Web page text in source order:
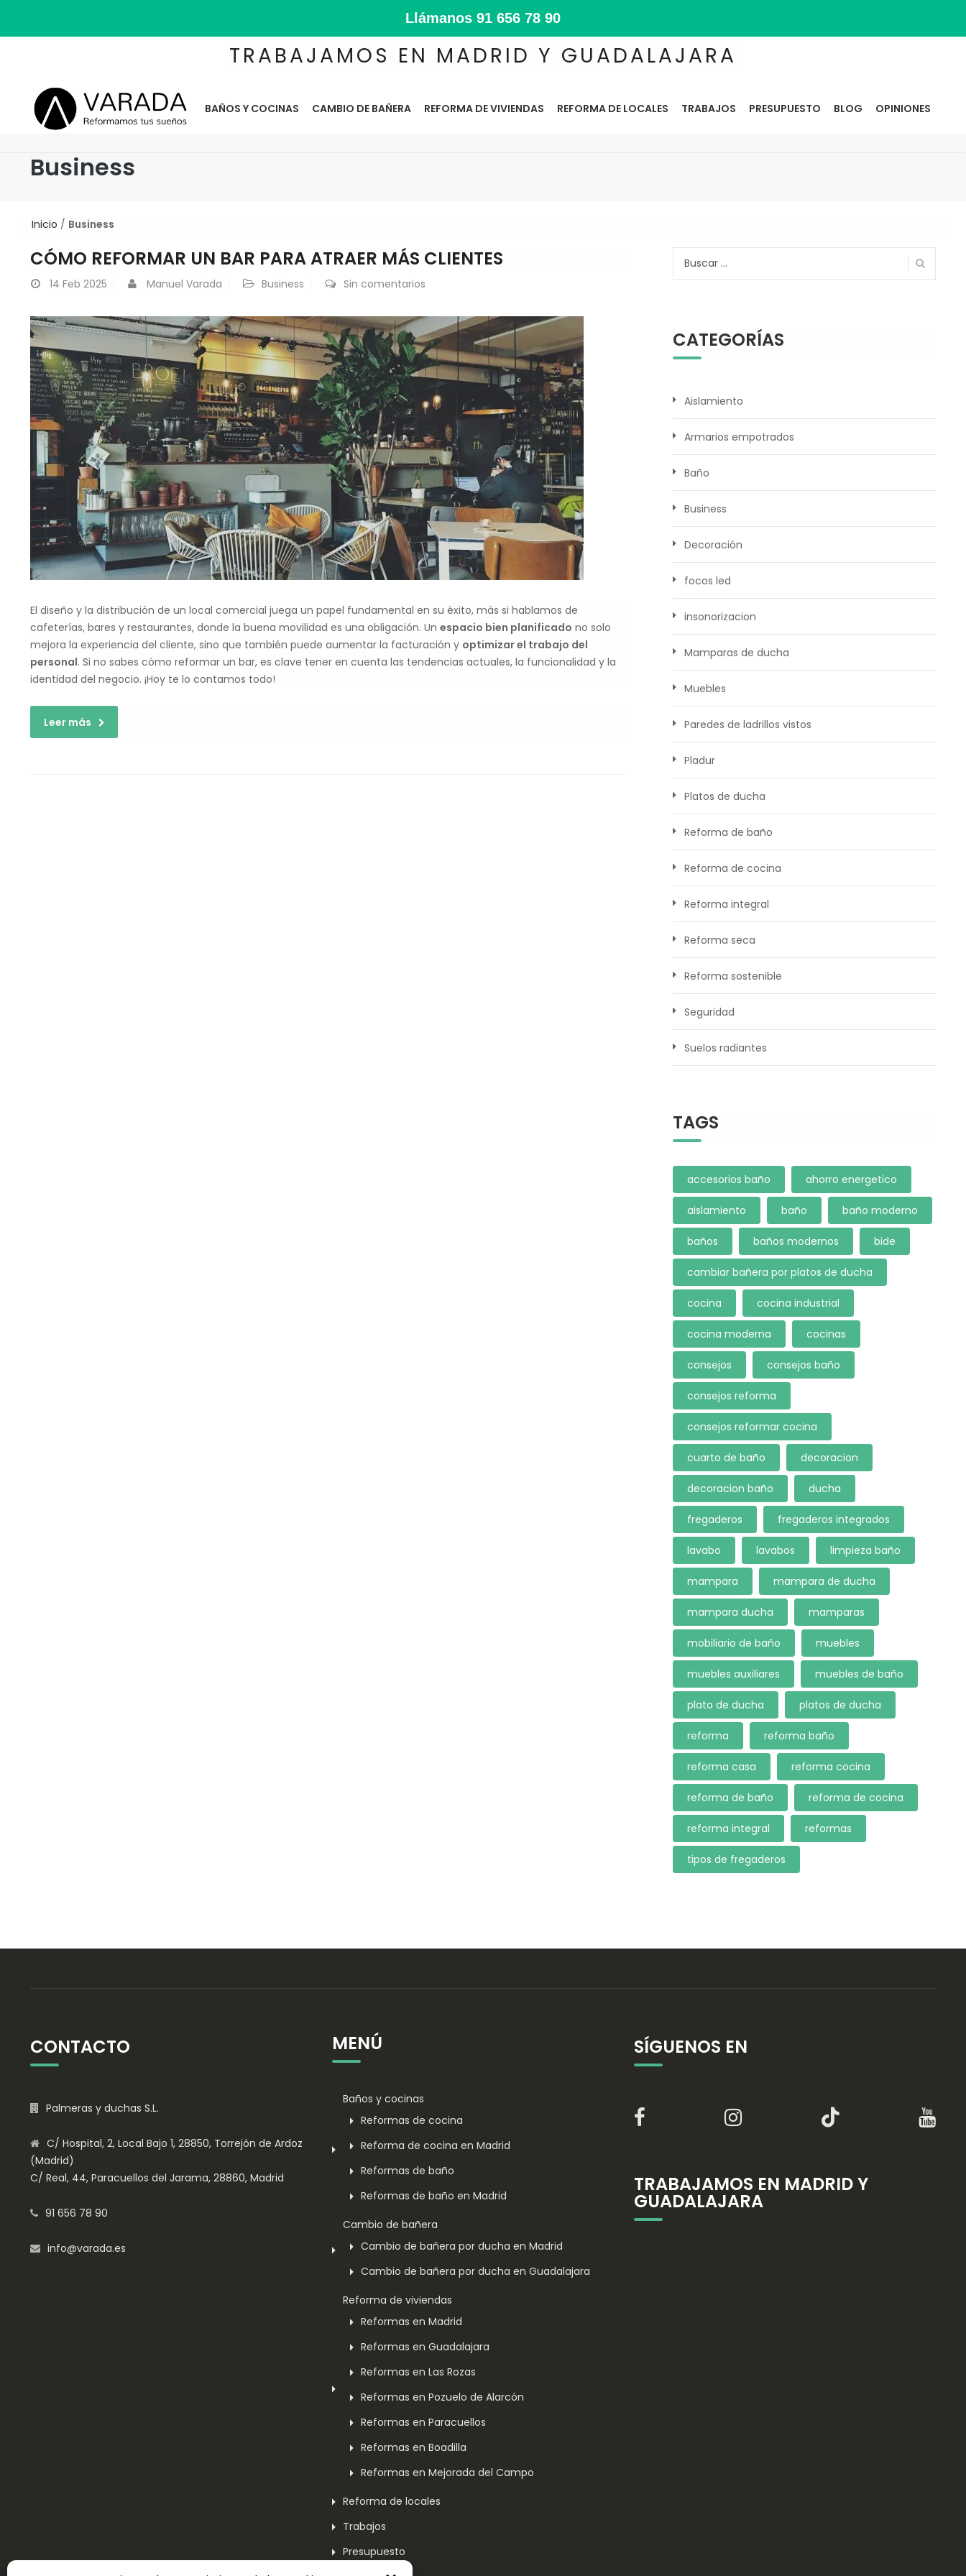
Llámanos 91 656 78 90
TRABAJAMOS EN MADRID Y GUADALAJARA
BAÑOS Y COCINAS CAMBIO DE BAÑERA REFORMA DE VIVIENDAS REFORMA DE LOCALES TRABAJOS PRESUPUESTO BLOG OPINIONES
Business
Inicio / Business
CÓMO REFORMAR UN BAR PARA ATRAER MÁS CLIENTES
14 Feb 2025 Manuel Varada Business Sin comentarios
El diseño y la distribución de un local comercial juega un papel fundamental en su éxito, más si hablamos de
cafeterías, bares y restaurantes, donde la buena movilidad es una obligación. Un espacio bien planificado no solo
mejora la experiencia del cliente, sino que también puede aumentar la facturación y optimizar el trabajo del
personal. Si no sabes cómo reformar un bar, es clave tener en cuenta las tendencias actuales, la funcionalidad y la
identidad del negocio. ¡Hoy te lo contamos todo!
Leer más
CATEGORÍAS
Aislamiento
Armarios empotrados
Baño
Business
Decoración
focos led
insonorizacion
Mamparas de ducha
Muebles
Paredes de ladrillos vistos
Pladur
Platos de ducha
Reforma de baño
Reforma de cocina
Reforma integral
Reforma seca
Reforma sostenible
Seguridad
Suelos radiantes
TAGS
accesorios baño ahorro energetico
aislamiento baño baño moderno
baños baños modernos bide
cambiar bañera por platos de ducha
cocina cocina industrial
cocina moderna cocinas
consejos consejos baño
consejos reforma
consejos reformar cocina
cuarto de baño decoracion
decoracion baño ducha
fregaderos fregaderos integrados
lavabo lavabos limpieza baño
mampara mampara de ducha
mampara ducha mamparas
mobiliario de baño muebles
muebles auxiliares muebles de baño
plato de ducha platos de ducha
reforma reforma baño
reforma casa reforma cocina
reforma de baño reforma de cocina
reforma integral reformas
tipos de fregaderos
CONTACTO
Palmeras y duchas S.L.
C/ Hospital, 2, Local Bajo 1, 28850, Torrejón de Ardoz
(Madrid)
C/ Real, 44, Paracuellos del Jarama, 28860, Madrid
91 656 78 90
info@varada.es
MENÚ
Baños y cocinas
Reformas de cocina
Reforma de cocina en Madrid
Reformas de baño
Reformas de baño en Madrid
Cambio de bañera
Cambio de bañera por ducha en Madrid
Cambio de bañera por ducha en Guadalajara
Reforma de viviendas
Reformas en Madrid
Reformas en Guadalajara
Reformas en Las Rozas
Reformas en Pozuelo de Alarcón
Reformas en Paracuellos
Reformas en Boadilla
Reformas en Mejorada del Campo
Reforma de locales
Trabajos
Presupuesto
SÍGUENOS EN
TRABAJAMOS EN MADRID Y
GUADALAJARA